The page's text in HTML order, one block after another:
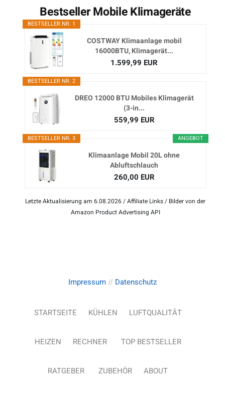
Bestseller Mobile Klimageräte
BESTSELLER NR. 1
COSTWAY Klimaanlage mobil
16000BTU, Klimagerät...
1.599,99 EUR
BESTSELLER NR. 2
DREO 12000 BTU Mobiles Klimagerät
(3-in...
559,99 EUR
ANGEBOT
BESTSELLER NR. 3
Klimaanlage Mobil 20L ohne
Abluftschlauch
260,00 EUR
Letzte Aktualisierung am 6.08.2026 / Affiliate Links / Bilder von der
Amazon Product Advertising API
Impressum// Datenschutz
STARTSEITE KÜHLEN LUFTQUALITÄT
HEIZEN RECHNER TOP BESTSELLER
RATGEBER ZUBEHÖR ABOUT